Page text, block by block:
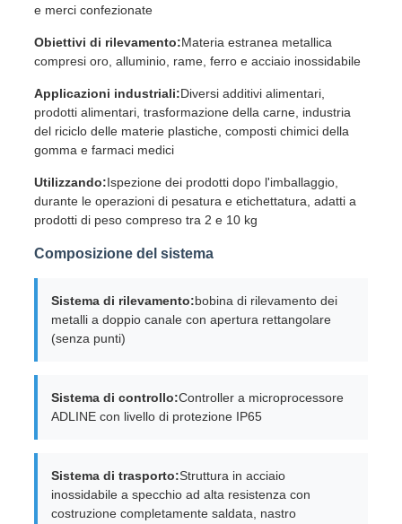
e merci confezionate
Obiettivi di rilevamento:Materia estranea metallica
compresi oro, alluminio, rame, ferro e acciaio inossidabile
Applicazioni industriali:Diversi additivi alimentari,
prodotti alimentari, trasformazione della carne, industria
del riciclo delle materie plastiche, composti chimici della
gomma e farmaci medici
Utilizzando:Ispezione dei prodotti dopo l'imballaggio,
durante le operazioni di pesatura e etichettatura, adatti a
prodotti di peso compreso tra 2 e 10 kg
Composizione del sistema
Sistema di rilevamento:bobina di rilevamento dei
metalli a doppio canale con apertura rettangolare
(senza punti)
Sistema di controllo:Controller a microprocessore
ADLINE con livello di protezione IP65
Sistema di trasporto:Struttura in acciaio
inossidabile a specchio ad alta resistenza con
costruzione completamente saldata, nastro